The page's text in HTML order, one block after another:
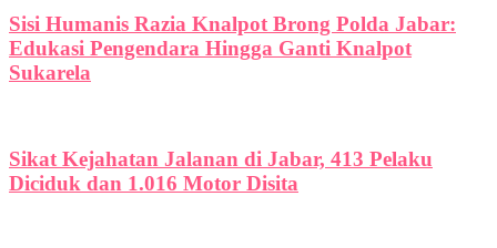
Sisi Humanis Razia Knalpot Brong Polda Jabar:
Edukasi Pengendara Hingga Ganti Knalpot
Sukarela
Sikat Kejahatan Jalanan di Jabar, 413 Pelaku
Diciduk dan 1.016 Motor Disita